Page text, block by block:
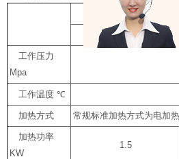
1
工作压力
Mpa
工作温度 ℃
加热方式 常规标准加热方式为电加
加热功率
KW
1.5